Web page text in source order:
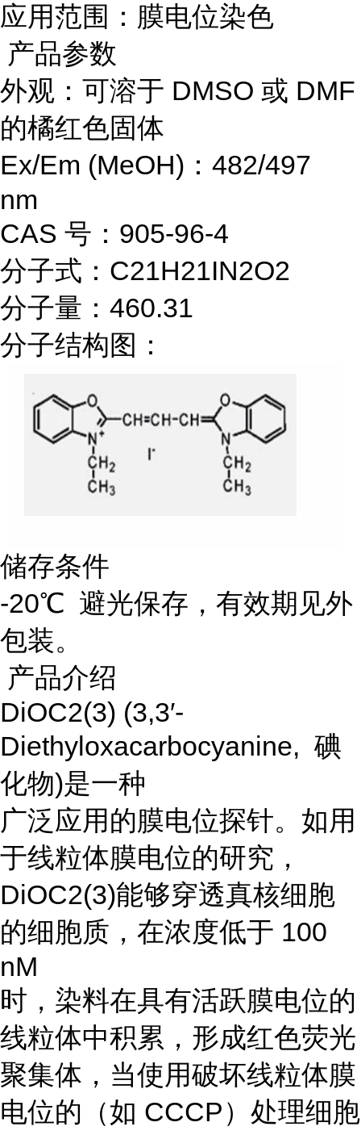
应用范围：膜电位染色
产品参数
外观：可溶于 DMSO 或 DMF
的橘红色固体
Ex/Em (MeOH)：482/497
nm
CAS 号：905-96-4
分子式：C21H21IN2O2
分子量：460.31
分子结构图：
储存条件
-20℃ 避光保存，有效期见外
包装。
产品介绍
DiOC2(3) (3,3′-
Diethyloxacarbocyanine, 碘
化物)是一种
广泛应用的膜电位探针。如用
于线粒体膜电位的研究，
DiOC2(3)能够穿透真核细胞
的细胞质，在浓度低于 100
nM
时，染料在具有活跃膜电位的
线粒体中积累，形成红色荧光
聚集体，当使用破坏线粒体膜
电位的（如 CCCP）处理细胞